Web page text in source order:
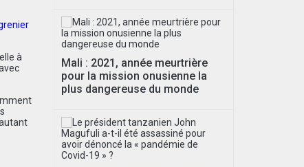
à
Mali : 2021, année meurtrière
pour la mission onusienne la
plus dangereuse du monde